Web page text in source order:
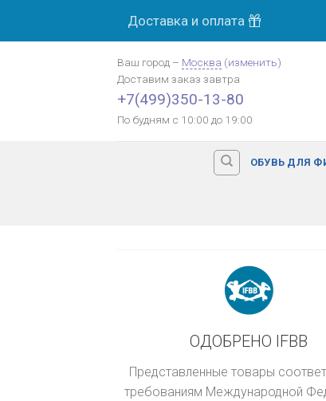
Доставка и оплата
Ваш город – Москва (изменить)
Доставим заказ завтра
+7(499)350-13-80
По будням с 10:00 до 19:00
ОБУВЬ ДЛЯ
ОДОБРЕНО IFBB
Представленные товары
требованиям Международной
Оплата картой банка